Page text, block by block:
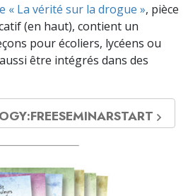
« La vérité sur la drogue », pièce
(en haut), contient un
pour écoliers, lycéens ou
être intégrés dans des